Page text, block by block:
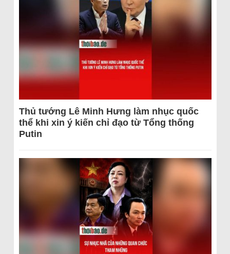
Thủ tướng Lê Minh Hưng làm nhục quốc
thể khi xin ý kiến chỉ đạo từ Tổng thống
Putin